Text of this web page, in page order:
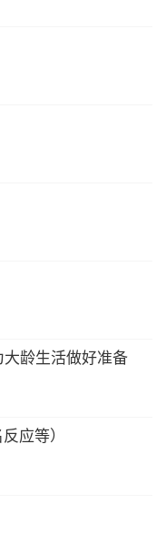
呢?如果孩子出现
一个微量元素检查
异常的。事实表
有功能障碍，传到
间，注意力强度等
而言，自闭症孩子
龄生活做好准备
应等）